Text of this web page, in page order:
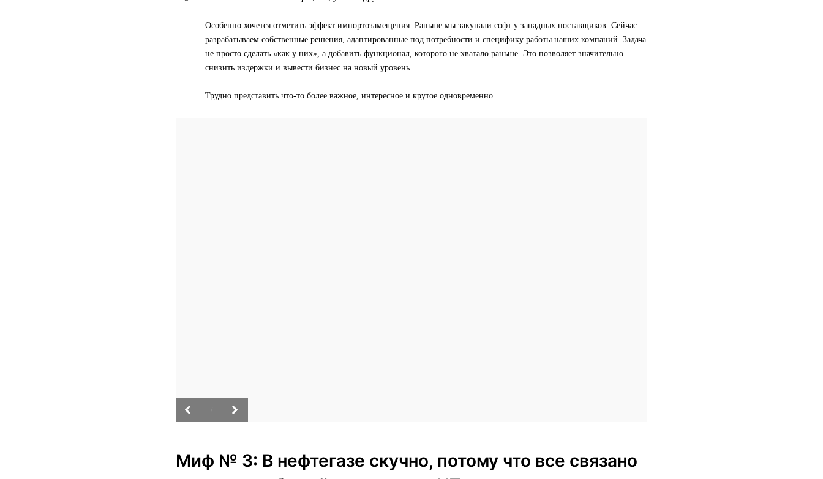
Особенно хочется отметить эффект импортозамещения. Раньше мы закупали софт у западных поставщиков. Сейчас
разрабатываем собственные решения, адаптированные под потребности и специфику работы наших компаний. Задача
не просто сделать «как у них», а добавить функционал, которого не хватало раньше. Это позволяет значительно
снизить издержки и вывести бизнес на новый уровень.
Трудно представить что-то более важное, интересное и крутое одновременно.
Миф № 3: В нефтегазе скучно, потому что все связано